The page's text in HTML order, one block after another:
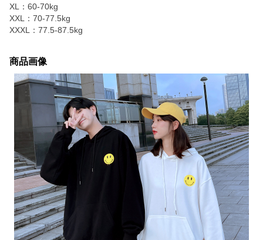
XL：60-70kg
XXL：70-77.5kg
XXXL：77.5-87.5kg
商品画像